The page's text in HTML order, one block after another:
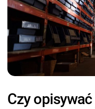
Czy opisywać